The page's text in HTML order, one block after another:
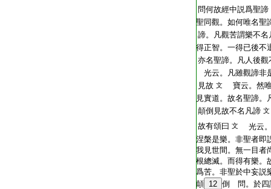
問何故經中説爲聖諦
聖同觀。如何唯名聖
諦。凡觀苦謂樂不名
得正智。一得已後不
亦名聖諦。凡人後
光云。凡雖觀諦非
見故 文
寶云。然
見實道。故名聖諦。
顛倒見故不名凡諦 文
故有頌曰 文
光云
涅槃是樂。非聖者即
我見世間。無一目者
根總滅。而得有樂。
爲苦。非聖於中妄説
顛 12 倒 問。於四